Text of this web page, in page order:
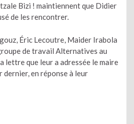
Bizi ! maintiennent que Didier
de les rencontrer.
Éric Lecoutre, Maider Irabola
de travail Alternatives au
lettre que leur a adressée le maire
en réponse à leur